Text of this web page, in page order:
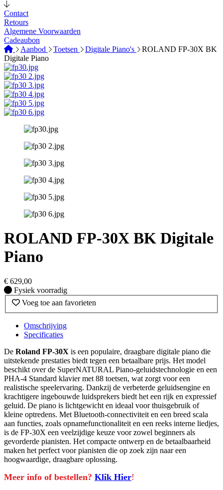
Contact
Retours
Algemene Voorwaarden
Cadeaubon
Aanbod
Toetsen Digitale Piano's
ROLAND FP-30X BK
Digitale Piano
ROLAND FP-30X BK Digitale
Piano
€ 629,00
Fysiek voorradig
Fysiek voorradig
Voeg toe aan favorieten
Omschrijving
Specificaties
De Roland FP-30X is een populaire, draagbare digitale piano die
uitstekende prestaties biedt tegen een betaalbare prijs. Het model
beschikt over de SuperNATURAL Piano-geluidstechnologie en een
PHA-4 Standard klavier met 88 toetsen, wat zorgt voor een
realistische speelervaring. Dankzij de verbeterde geluidsengine en
krachtigere ingebouwde luidsprekers biedt het een rijk en expressief
geluid. De piano is lichtgewicht en ideaal voor thuisgebruik of
kleine optredens. Met Bluetooth-connectiviteit en een breed scala
aan functies, zoals opnamefunctionaliteit en een reeks interne liedjes,
is de FP-30X een veelzijdige keuze voor zowel beginners als
gevorderde pianisten. Het compacte ontwerp en de betaalbaarheid
maken het perfect voor pianisten die op zoek zijn naar een
hoogwaardige, draagbare oplossing.
Meer info of bestellen? Klik Hier!